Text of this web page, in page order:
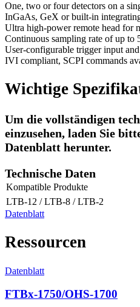
One, two or four detectors on a
InGaAs, GeX or built-in
Ultra high-power remote head for
Continuous sampling rate of up to
User-configurable trigger input
IVI compliant, SCPI commands
Wichtige
Um die vollständigen
einzusehen, laden Sie
Datenblatt herunter.
Technische Daten
Kompatible Produkte
LTB-12 / LTB-8 / LTB-2
Datenblatt
Ressourcen
Datenblatt
FTBx-1750/OHS-1700